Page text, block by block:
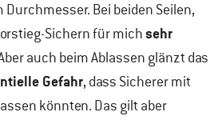
Bei beiden Seilen,
Sichern für michsehr
auch beim Ablassen glänzt das
Gefahr, dass Sicherer mit
könnten. Das gilt aber